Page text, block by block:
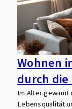
Wohnen
durch
Im Alter gewinnt
Lebensqualität